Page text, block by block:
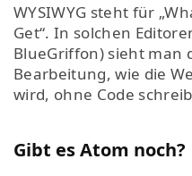
WYSIWYG steht für
Get“. In solchen
BlueGriffon) sieht man
Bearbeitung, wie die
wird, ohne Code
Gibt es Atom noch?